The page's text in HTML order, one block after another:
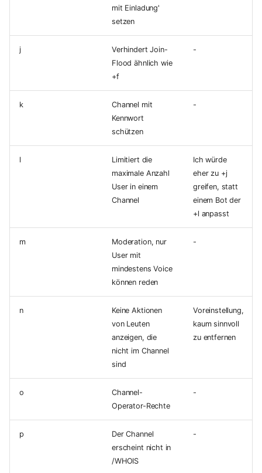
mit Einladung'
setzen
j
Verhindert Join-
Flood ähnlich wie
+f
-
k
Channel mit
Kennwort
schützen
-
l
Limitiert die
maximale Anzahl
User in einem
Channel
Ich würde
eher zu +j
greifen, statt
einem Bot der
+l anpasst
m
Moderation, nur
User mit
mindestens Voice
können reden
-
n
Keine Aktionen
von Leuten
anzeigen, die
nicht im Channel
sind
Voreinstellung,
kaum sinnvoll
zu entfernen
o
Channel-
Operator-Rechte
-
p
Der Channel
erscheint nicht in
/WHOIS
-